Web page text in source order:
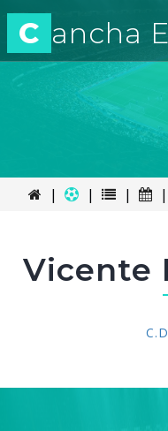
C ancha
| | | |
Vicente